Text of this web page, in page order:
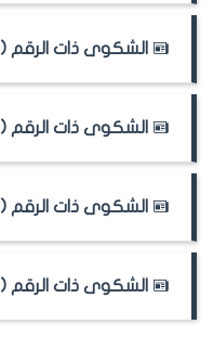
الشكوى ذات الرقم (325)
الشكوى ذات الرقم (324)
الشكوى ذات الرقم (323)
الشكوى ذات الرقم (322)